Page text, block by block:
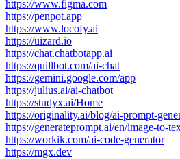
https://www.figma.com
https://penpot.app
https://www.locofy.ai
https://uizard.io
https://chat.chatbotapp.ai
https://quillbot.com/ai-chat
https://gemini.google.com/app
https://julius.ai/ai-chatbot
https://studyx.ai/Home
https://originality.ai/blog/ai-prompt-
https://generateprompt.ai/en/image-to-
https://workik.com/ai-code-generator
https://mgx.dev